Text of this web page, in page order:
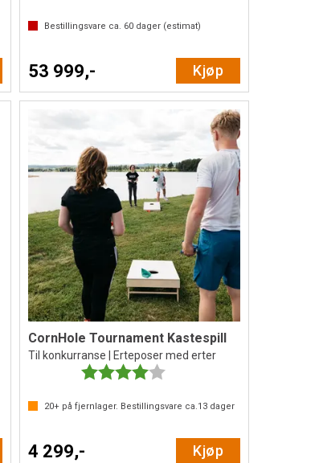
Bestillingsvare ca. 60 dager (estimat)
53 999,- Kjøp
CornHole Tournament Kastespill
Til konkurranse | Erteposer med erter
Karakter:
20+ på fjernlager. Bestillingsvare ca.13 dager
4 299,- Kjøp